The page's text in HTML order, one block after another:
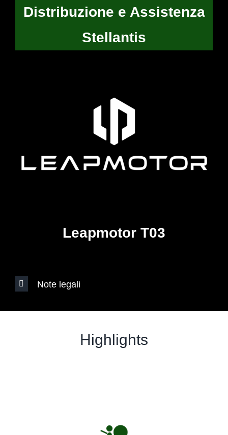
Distribuzione e Assistenza
Stellantis
Leapmotor T03
Note legali
Highlights